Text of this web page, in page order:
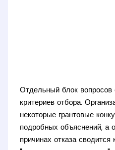
Отдельный блок вопросов
критериев отбора.
некоторые грантовые
подробных объяснений, а
причинах отказа